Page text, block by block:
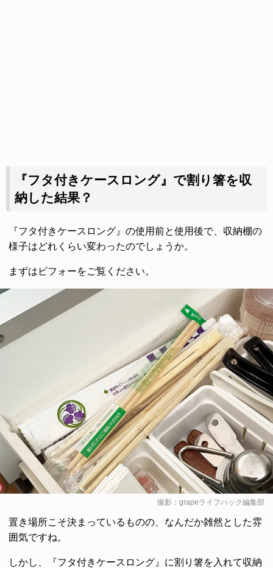
『フタ付きケースロング』で割り箸を収
納した結果？
『フタ付きケースロング』の使用前と使用後で、収納棚の
様子はどれくらい変わったのでしょうか。
まずはビフォーをご覧ください。
撮影：grapeライフハック編集部
置き場所こそ決まっているものの、なんだか雑然とした雰
囲気ですね。
しかし、『フタ付きケースロング』に割り箸を入れて収納